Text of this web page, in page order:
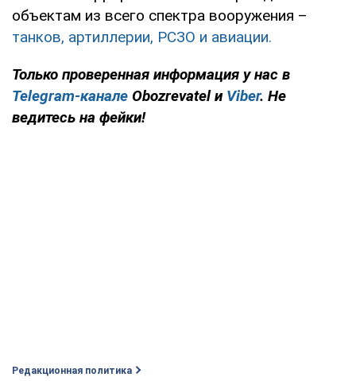
объектам из всего спектра вооружения –
танков, артиллерии, РСЗО и авиации.
Только проверенная информация у нас в
Telegram-канале Obozrevatel и Viber. Не
ведитесь на фейки!
Редакционная политика